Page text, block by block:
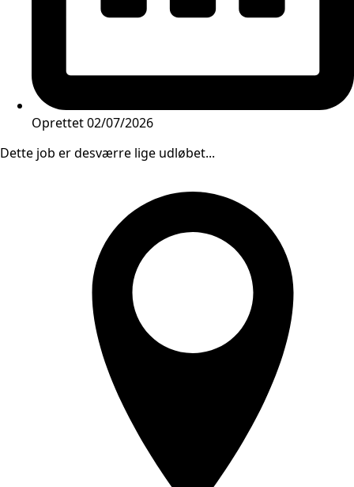
Oprettet02/07/2026
Dette job er desværre lige udløbet...